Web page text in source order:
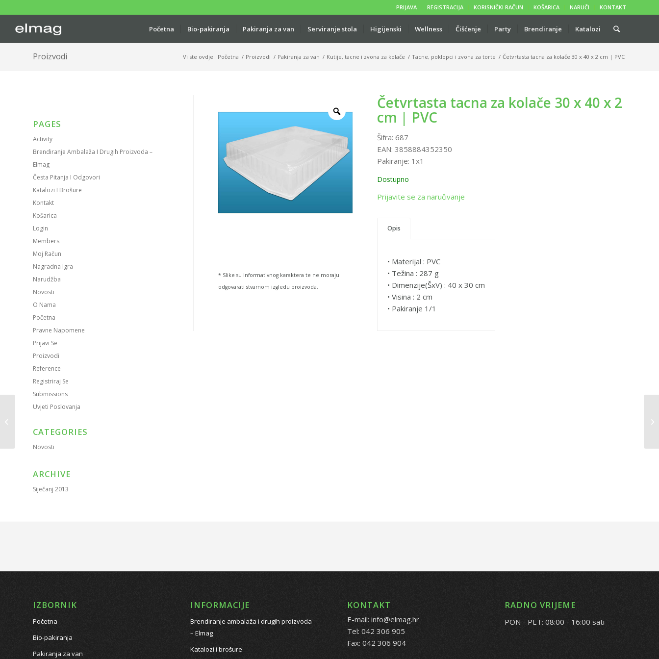
PRIJAVA REGISTRACIJA KORISNIČKI RAČUN KOŠARICA NARUČI KONTAKT
Početna Bio-pakiranja Pakiranja za van Serviranje stola Higijenski Wellness Čišćenje Party Brendiranje Katalozi
Proizvodi Vi ste ovdje: Početna / Proizvodi / Pakiranja za van / Kutije, tacne i zvona za kolače / Tacne, poklopci i zvona za torte / Četvrtasta tacna za kolače 30 x 40 x 2 cm | PVC
PAGES
Activity
Brendiranje Ambalaža I Drugih Proizvoda –
Elmag
Česta Pitanja I Odgovori
Katalozi I Brošure
Kontakt
Košarica
Login
Members
Moj Račun
Nagradna Igra
Narudžba
Novosti
O Nama
Početna
Pravne Napomene
Prijavi Se
Proizvodi
Reference
Registriraj Se
Submissions
Uvjeti Poslovanja
CATEGORIES
Novosti
ARCHIVE
Siječanj 2013
* Slike su informativnog karaktera te ne moraju
odgovarati stvarnom izgledu proizvoda.
Četvrtasta tacna za kolače 30 x 40 x 2
cm | PVC
Šifra:687
EAN:3858884352350
Pakiranje: 1x1
Dostupno
Prijavite se za naručivanje
Opis
• Materijal : PVC
• Težina : 287 g
• Dimenzije(ŠxV) : 40 x 30 cm
• Visina : 2 cm
• Pakiranje 1/1
IZBORNIK
Početna
Bio-pakiranja
Pakiranja za van
INFORMACIJE
Brendiranje ambalaža i drugih proizvoda
– Elmag
Katalozi i brošure
KONTAKT
E-mail: info@elmag.hr
Tel: 042 306 905
Fax: 042 306 904
RADNO VRIJEME
PON - PET: 08:00 - 16:00 sati
Četvrtasta tacna za